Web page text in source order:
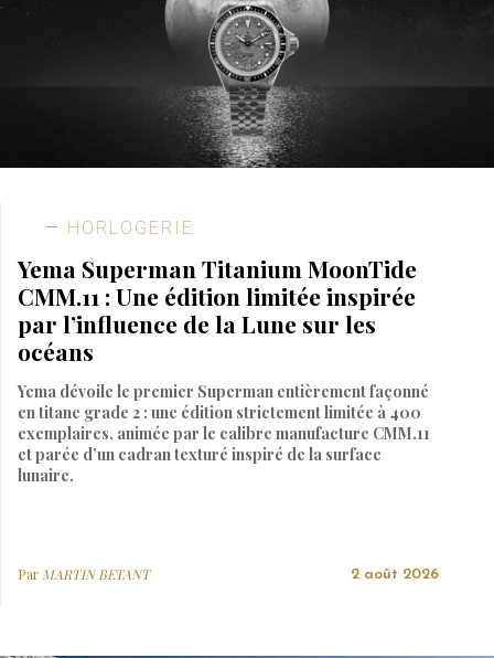
HORLOGERIE
Yema Superman Titanium MoonTide
CMM.11 : Une édition limitée inspirée
par l’influence de la Lune sur les
océans
Yema dévoile le premier Superman entièrement façonné
en titane grade 2 : une édition strictement limitée à 400
exemplaires, animée par le calibre manufacture CMM.11
et parée d’un cadran texturé inspiré de la surface
lunaire.
Par MARTIN BETANT 2 août 2026